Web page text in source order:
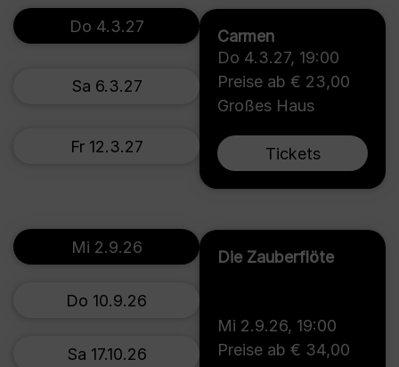
Carmen
Do 4.3.27, 19:00
Preise ab € 23,00
Großes Haus
Tickets
Do 4.3.27
Sa 6.3.27
Fr 12.3.27
Die Zauberflöte
Mi 2.9.26, 19:00
Preise ab € 34,00
Mi 2.9.26
Do 10.9.26
Sa 17.10.26